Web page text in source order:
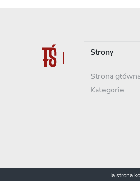
Strony
Strona
Kategorie
Ta strona